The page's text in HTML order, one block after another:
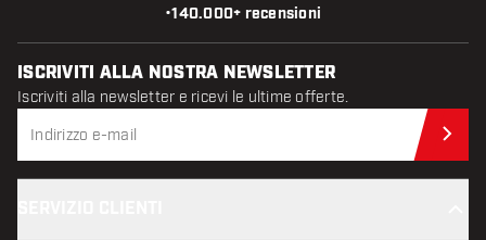
•140.000+ recensioni
ISCRIVITI ALLA NOSTRA NEWSLETTER
Iscriviti alla newsletter e ricevi le ultime offerte.